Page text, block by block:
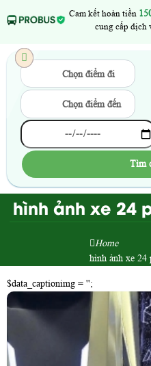
Cam kết hoàn tiền
cung cấp dịch
Chọn điểm đi
Chọn điểm đến
Tìm
hình ảnh xe 24
Home
hình ảnh xe 24
$data_captionimg = '';